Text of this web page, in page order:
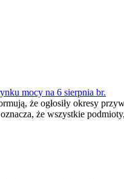
mocy na 6 sierpnia br.
że ogłosiły okresy
że wszystkie